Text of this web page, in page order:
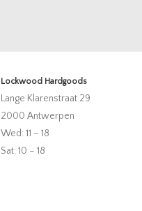
Lockwood Hardgoods
Lange Klarenstraat 29
2000 Antwerpen
Wed: 11 – 18
Sat: 10 – 18